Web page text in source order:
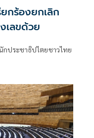
กร้องยกเลิก
เลขด้วย
ประชาธิปไตยชาวไทย